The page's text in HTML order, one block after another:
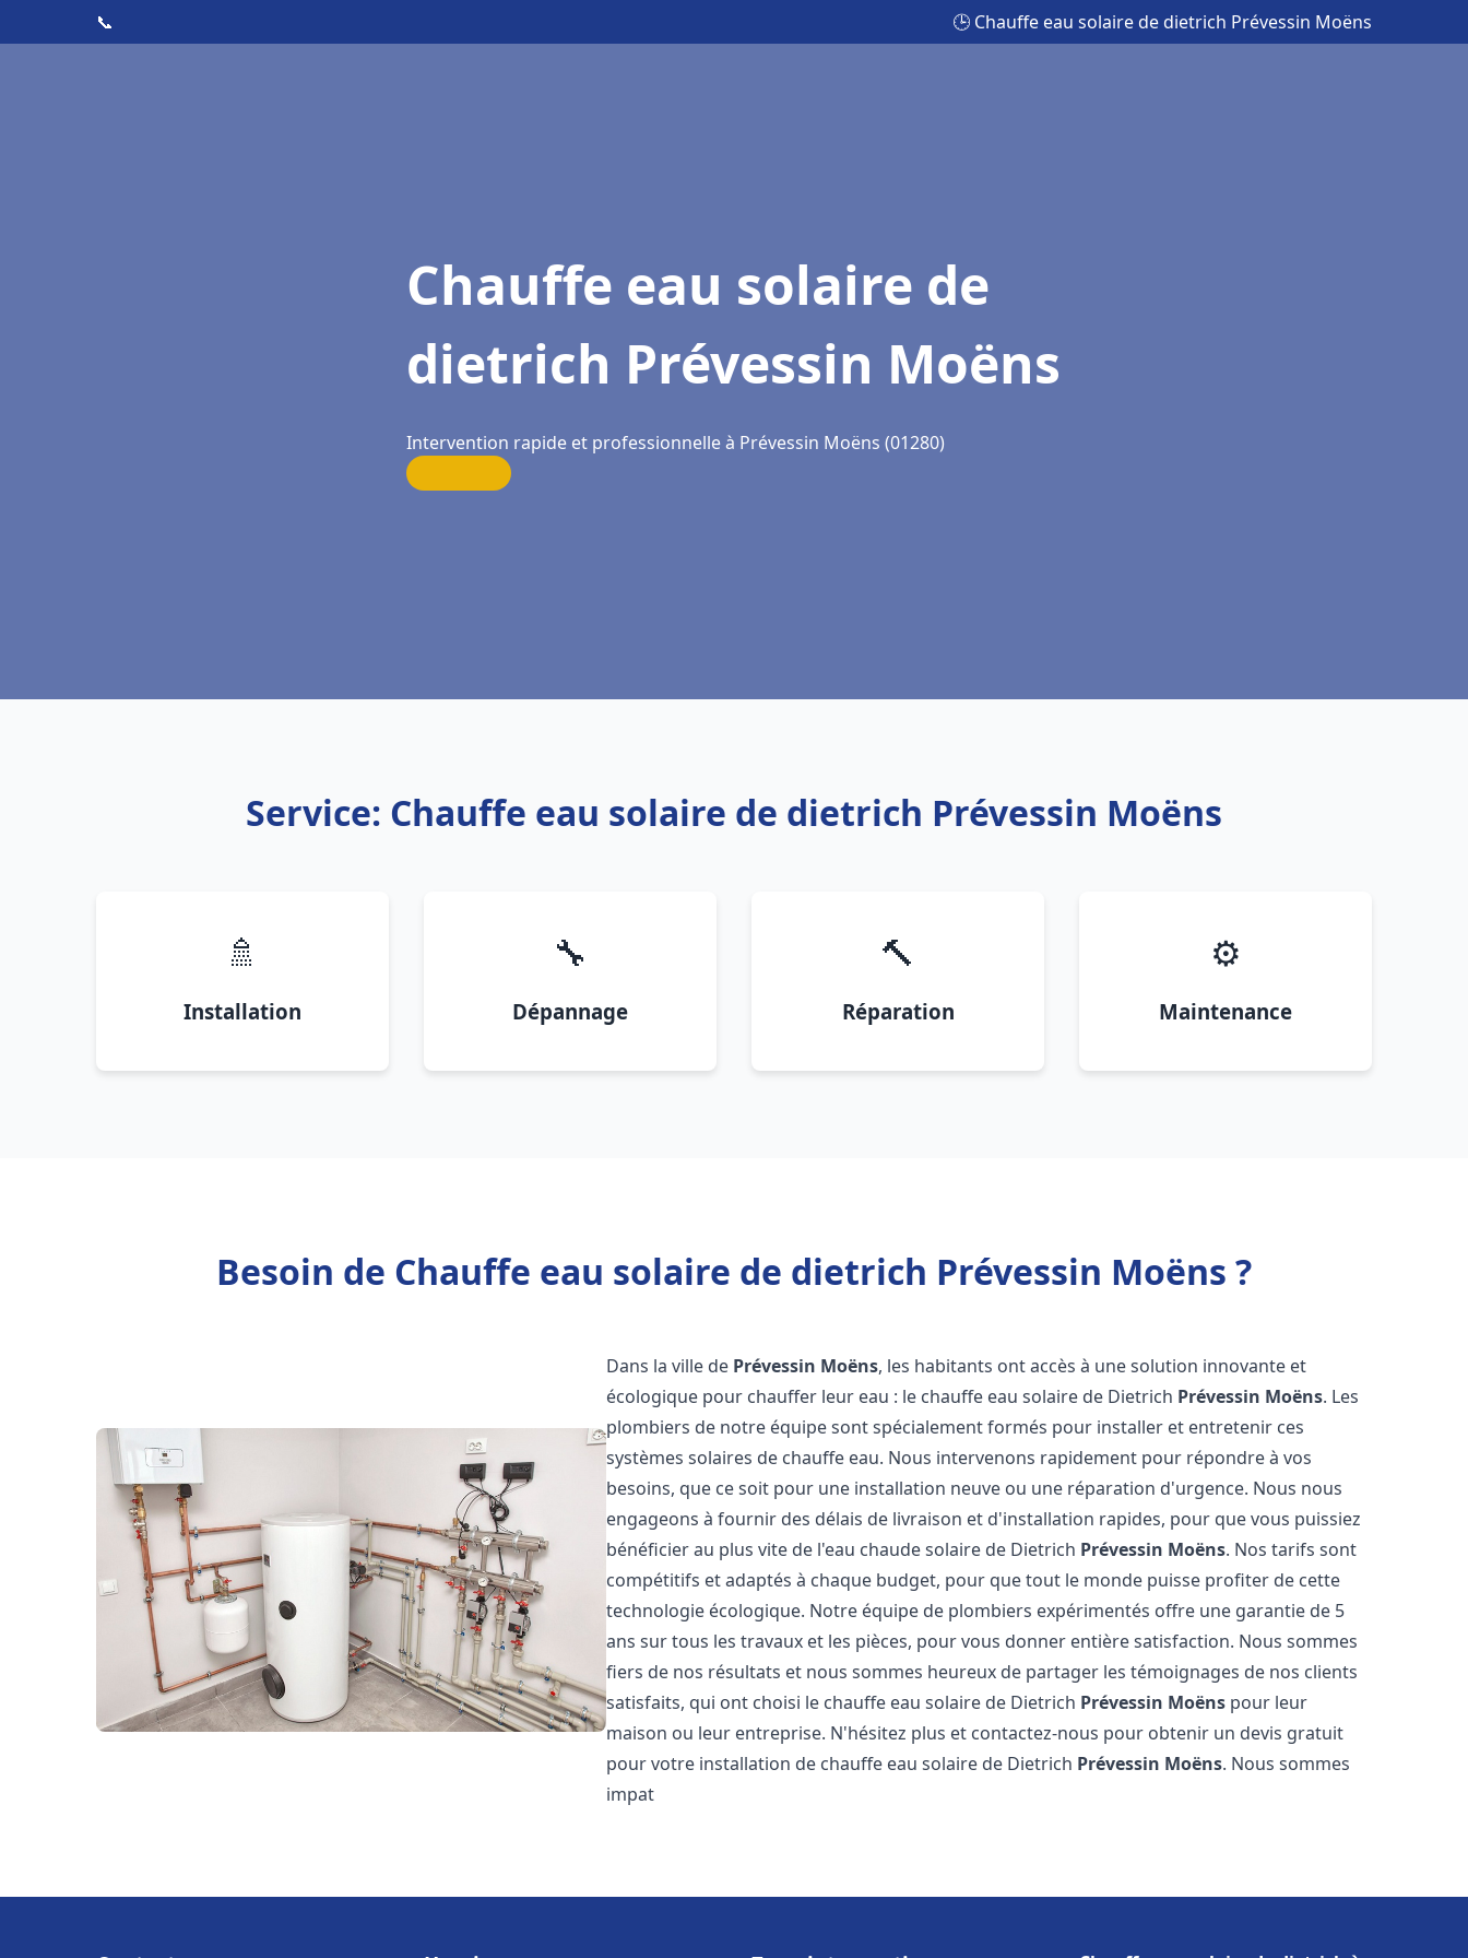
📞 🕒 Chauffe eau solaire de dietrich Prévessin Moëns
Chauffe eau solaire de
dietrich Prévessin Moëns
Intervention rapide et professionnelle à Prévessin Moëns (01280)
Service: Chauffe eau solaire de dietrich Prévessin Moëns
🚿
Installation
🔧
Dépannage
🔨
Réparation
⚙️
Maintenance
Besoin de Chauffe eau solaire de dietrich Prévessin Moëns ?
Dans la ville de Prévessin Moëns, les habitants ont accès à une solution innovante et
écologique pour chauffer leur eau : le chauffe eau solaire de Dietrich Prévessin Moëns. Les
plombiers de notre équipe sont spécialement formés pour installer et entretenir ces
systèmes solaires de chauffe eau. Nous intervenons rapidement pour répondre à vos
besoins, que ce soit pour une installation neuve ou une réparation d'urgence. Nous nous
engageons à fournir des délais de livraison et d'installation rapides, pour que vous puissiez
bénéficier au plus vite de l'eau chaude solaire de Dietrich Prévessin Moëns. Nos tarifs sont
compétitifs et adaptés à chaque budget, pour que tout le monde puisse profiter de cette
technologie écologique. Notre équipe de plombiers expérimentés offre une garantie de 5
ans sur tous les travaux et les pièces, pour vous donner entière satisfaction. Nous sommes
fiers de nos résultats et nous sommes heureux de partager les témoignages de nos clients
satisfaits, qui ont choisi le chauffe eau solaire de Dietrich Prévessin Moëns pour leur
maison ou leur entreprise. N'hésitez plus et contactez-nous pour obtenir un devis gratuit
pour votre installation de chauffe eau solaire de Dietrich Prévessin Moëns. Nous sommes
impat